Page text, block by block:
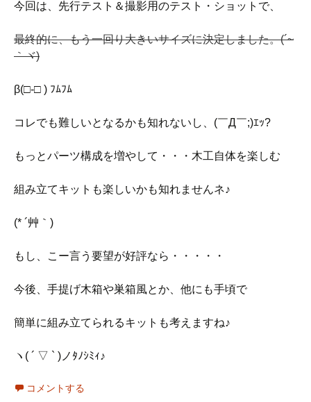
今回は、先行テスト＆撮影用のテスト・ショットで、
最終的に、もう一回り大きいサイズに決定しました。(´~
｀ヾ)
β(□-□ ) ﾌﾑﾌﾑ
コレでも難しいとなるかも知れないし、(￣Д￣;)ｴｯ?
もっとパーツ構成を増やして・・・木工自体を楽しむ
組み立てキットも楽しいかも知れませんネ♪
(* ´艸｀)
もし、こー言う要望が好評なら・・・・・
今後、手提げ木箱や巣箱風とか、他にも手頃で
簡単に組み立てられるキットも考えますね♪
ヽ( ´ ▽ ` )ノﾀﾉｼﾐｨ♪
コメントする